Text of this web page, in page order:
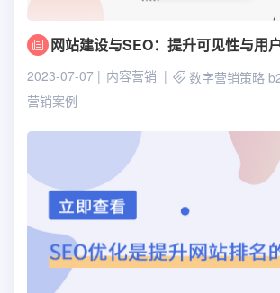
网站建设与SEO：提升可见性与用
2023-07-07 内容营销 数字营销策略
营销案例